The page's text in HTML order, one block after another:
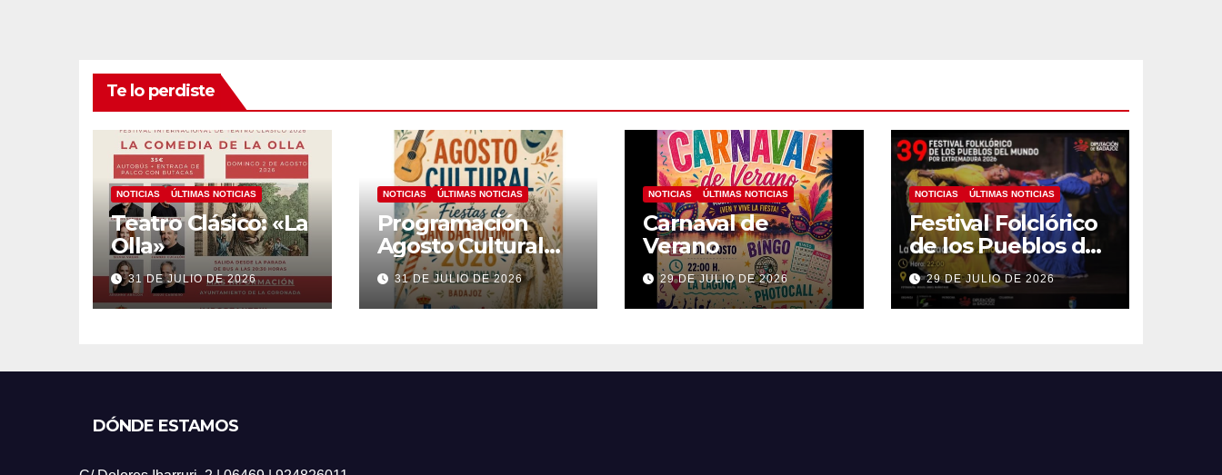
Te lo perdiste
NOTICIAS ÚLTIMAS NOTICIAS
Teatro Clásico: «La
Olla»
31 DE JULIO DE 2026
NOTICIAS ÚLTIMAS NOTICIAS
Programación
Agosto Cultural
2026
31 DE JULIO DE 2026
NOTICIAS ÚLTIMAS NOTICIAS
Carnaval de
Verano
29 DE JULIO DE 2026
NOTICIAS ÚLTIMAS NOTICIAS
Festival Folclórico
de los Pueblos del
Mundo
29 DE JULIO DE 2026
DÓNDE ESTAMOS